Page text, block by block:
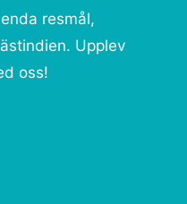
resmål,
Upplev
oss!